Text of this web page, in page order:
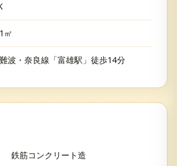
㎡
波・奈良線「富雄駅」徒歩14分
鉄筋コンクリート造